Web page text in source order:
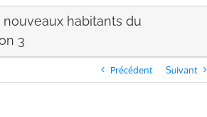
habitants du
3
Précédent Suivant